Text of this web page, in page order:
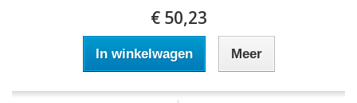
€ 50,23
In winkelwagen Meer